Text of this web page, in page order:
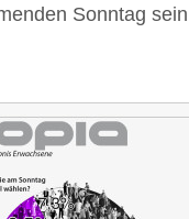
Sonntag